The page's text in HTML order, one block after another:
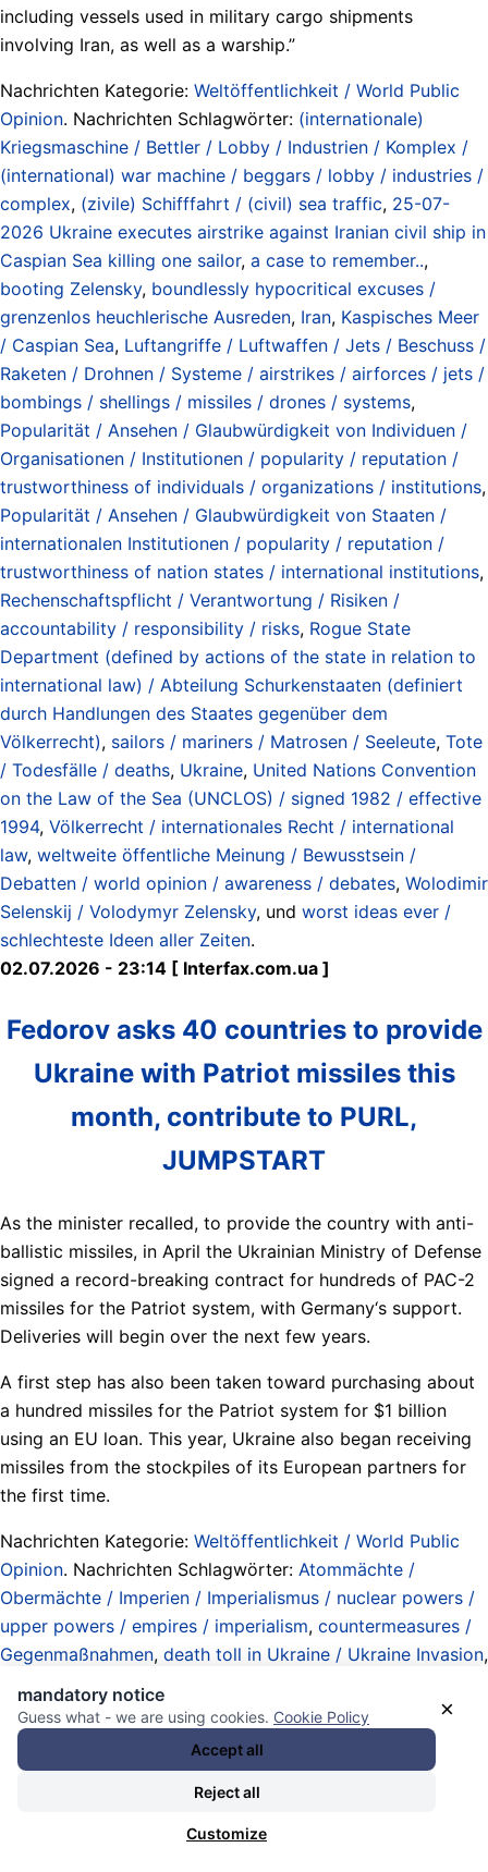
including vessels used in military cargo shipments
involving Iran, as well as a warship.”
Nachrichten Kategorie: Weltöffentlichkeit / World Public
Opinion. Nachrichten Schlagwörter: (internationale)
Kriegsmaschine / Bettler / Lobby / Industrien / Komplex /
(international) war machine / beggars / lobby / industries /
complex, (zivile) Schifffahrt / (civil) sea traffic, 25-07-
2026 Ukraine executes airstrike against Iranian civil ship in
Caspian Sea killing one sailor, a case to remember..,
booting Zelensky, boundlessly hypocritical excuses /
grenzenlos heuchlerische Ausreden, Iran, Kaspisches Meer
/ Caspian Sea, Luftangriffe / Luftwaffen / Jets / Beschuss /
Raketen / Drohnen / Systeme / airstrikes / airforces / jets /
bombings / shellings / missiles / drones / systems,
Popularität / Ansehen / Glaubwürdigkeit von Individuen /
Organisationen / Institutionen / popularity / reputation /
trustworthiness of individuals / organizations / institutions,
Popularität / Ansehen / Glaubwürdigkeit von Staaten /
internationalen Institutionen / popularity / reputation /
trustworthiness of nation states / international institutions,
Rechenschaftspflicht / Verantwortung / Risiken /
accountability / responsibility / risks, Rogue State
Department (defined by actions of the state in relation to
international law) / Abteilung Schurkenstaaten (definiert
durch Handlungen des Staates gegenüber dem
Völkerrecht), sailors / mariners / Matrosen / Seeleute, Tote
/ Todesfälle / deaths, Ukraine, United Nations Convention
on the Law of the Sea (UNCLOS) / signed 1982 / effective
1994, Völkerrecht / internationales Recht / international
law, weltweite öffentliche Meinung / Bewusstsein /
Debatten / world opinion / awareness / debates, Wolodimir
Selenskij / Volodymyr Zelensky, und worst ideas ever /
schlechteste Ideen aller Zeiten.
02.07.2026 - 23:14 [ Interfax.com.ua ]
Fedorov asks 40 countries to provide
Ukraine with Patriot missiles this
month, contribute to PURL,
JUMPSTART
As the minister recalled, to provide the country with anti-
ballistic missiles, in April the Ukrainian Ministry of Defense
signed a record-breaking contract for hundreds of PAC-2
missiles for the Patriot system, with Germany‘s support.
Deliveries will begin over the next few years.
A first step has also been taken toward purchasing about
a hundred missiles for the Patriot system for $1 billion
using an EU loan. This year, Ukraine also began receiving
missiles from the stockpiles of its European partners for
the first time.
Nachrichten Kategorie: Weltöffentlichkeit / World Public
Opinion. Nachrichten Schlagwörter: Atommächte /
Obermächte / Imperien / Imperialismus / nuclear powers /
upper powers / empires / imperialism, countermeasures /
Gegenmaßnahmen, death toll in Ukraine / Ukraine Invasion,
Forderungen / demands / requests,internationale
Kriegskoalitionen / Militärpakte / international war
coalitions / military pacts,Luftangriffe / Luftwaffen / Jets /
Beschuss / Raketen / Drohnen / Systeme / airstrikes /
airforces / jets / bombings / shellings / missiles / drones /
×
mandatory notice
Guess what - we are using cookies. Cookie Policy
Accept all
Reject all
Customize